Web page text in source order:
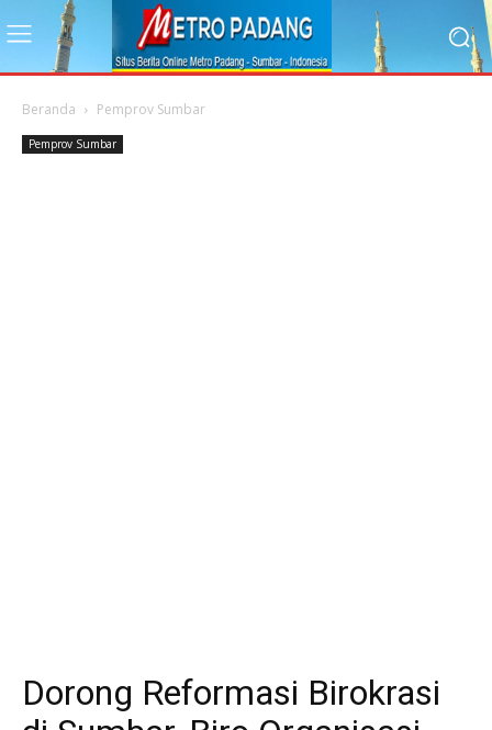
Beranda Pemprov Sumbar
Pemprov Sumbar
Dorong Reformasi Birokrasi